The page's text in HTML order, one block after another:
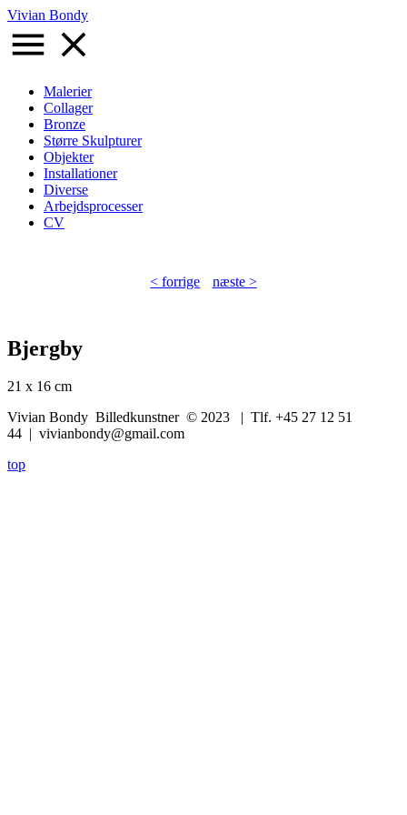
Gå
til
hovedindhold
Vivian Bondy
Primær
navigation
Malerier
Collager
Bronze
Større Skulpturer
Objekter
Installationer
Diverse
Arbejdsprocesser
CV
< forrige næste >
Bjergby
21 x 16 cm
Vivian Bondy Billedkunstner © 2023 | Tlf. +45 27 12 51
44 | vivianbondy@gmail.com
top